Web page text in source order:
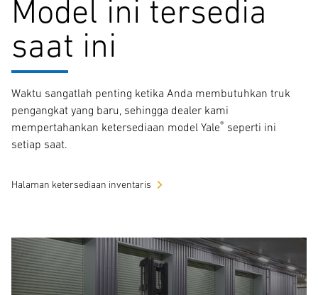
Model ini tersedia
saat ini
Waktu sangatlah penting ketika Anda membutuhkan truk
pengangkat yang baru, sehingga dealer kami
mempertahankan ketersediaan model Yale® seperti ini
setiap saat.
Halaman ketersediaan inventaris